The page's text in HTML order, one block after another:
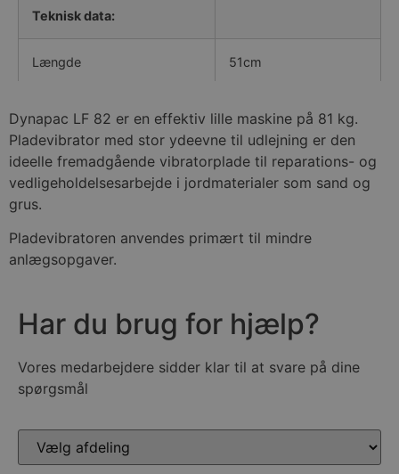
Teknisk data:
Længde 51cm
Vægt 81 kg.
Drivmiddel
Dynapac LF 82 er en effektiv lille maskine på 81 kg.
Pladevibrator med stor ydeevne til udlejning er den
ideelle fremadgående vibratorplade til reparations- og
vedligeholdelsesarbejde i jordmaterialer som sand og
grus.
Pladevibratoren anvendes primært til mindre
anlægsopgaver.
Har du brug for hjælp?
Vores medarbejdere sidder klar til at svare på dine
spørgsmål